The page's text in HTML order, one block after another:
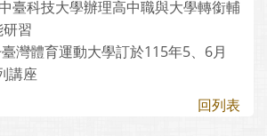
臺科技大學辦理高中職與大學轉銜輔
習
灣體育運動大學訂於115年5、6月
講座
回列表